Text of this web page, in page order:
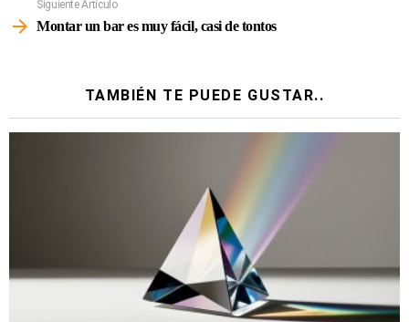
Siguiente Artículo
Montar un bar es muy fácil, casi de tontos
TAMBIÉN TE PUEDE GUSTAR..